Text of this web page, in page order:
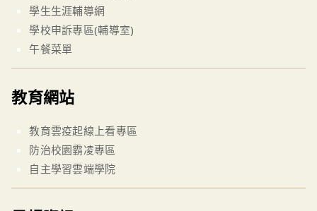
學生生涯輔導網
學校申訴專區(輔導室)
午餐菜單
教育網站
教育雲疫起線上看專區
防治校園霸凌專區
自主學習雲端學院